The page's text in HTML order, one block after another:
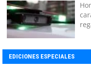
EDICIONES ESPECIALES